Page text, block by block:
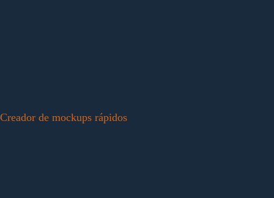
Creador de mockups rápidos